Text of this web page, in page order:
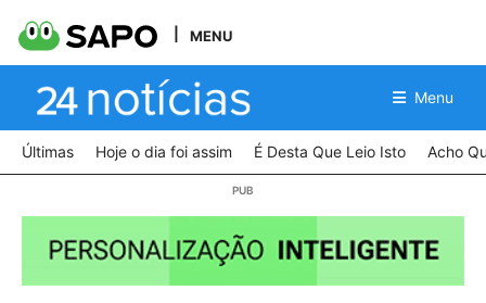
MENU
Menu
Últimas Hoje o dia foi assim É Desta Que Leio Isto Acho